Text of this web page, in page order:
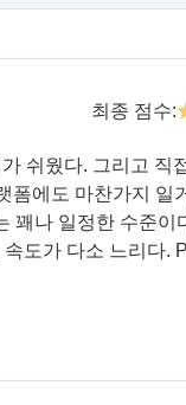
최종 점수:
쉬웠다. 그리고 직
폼에도 마찬가지 일
꽤나 일정한 수준이
도가 다소 느리다.